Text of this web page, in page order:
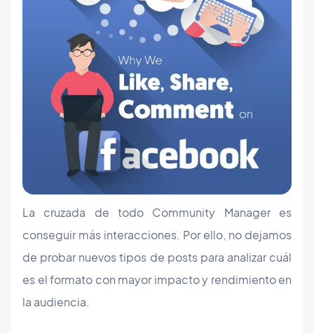
La cruzada de todo Community Manager es
conseguir más interacciones. Por ello, no dejamos
de probar nuevos tipos de posts para analizar cuál
es el formato con mayor impacto y rendimiento en
la audiencia.